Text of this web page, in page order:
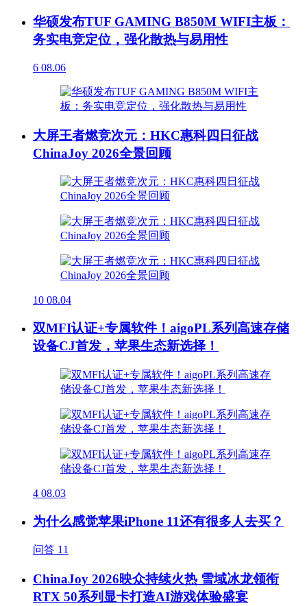
华硕发布TUF GAMING B850M WIFI主板：
务实电竞定位，强化散热与易用性
6 08.06
大屏王者燃竞次元：HKC惠科四日征战
ChinaJoy 2026全景回顾
10 08.04
双MFI认证+专属软件！aigoPL系列高速存储
设备CJ首发，苹果生态新选择！
4 08.03
为什么感觉苹果iPhone 11还有很多人去买？
问答 11
ChinaJoy 2026映众持续火热 雪域冰龙领衔
RTX 50系列显卡打造AI游戏体验盛宴